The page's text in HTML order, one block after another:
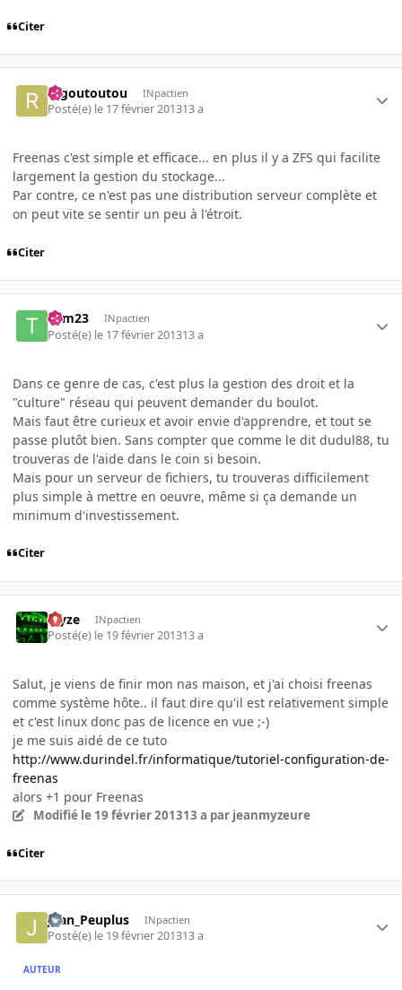
Citer
ragoutoutou INpactien
Posté(e) le 17 février 201313 a
Freenas c'est simple et efficace... en plus il y a ZFS qui facilite
largement la gestion du stockage...
Par contre, ce n'est pas une distribution serveur complète et
on peut vite se sentir un peu à l'étroit.
Citer
Tom23 INpactien
Posté(e) le 17 février 201313 a
Dans ce genre de cas, c'est plus la gestion des droit et la
"culture" réseau qui peuvent demander du boulot.
Mais faut être curieux et avoir envie d'apprendre, et tout se
passe plutôt bien. Sans compter que comme le dit dudul88, tu
trouveras de l'aide dans le coin si besoin.
Mais pour un serveur de fichiers, tu trouveras difficilement
plus simple à mettre en oeuvre, même si ça demande un
minimum d'investissement.
Citer
Myze INpactien
Posté(e) le 19 février 201313 a
Salut, je viens de finir mon nas maison, et j'ai choisi freenas
comme système hôte.. il faut dire qu'il est relativement simple
et c'est linux donc pas de licence en vue ;-)
je me suis aidé de ce tuto
http://www.durindel.fr/informatique/tutoriel-configuration-de-
freenas
alors +1 pour Freenas
Modifié le 19 février 201313 a par jeanmyzeure
Citer
Jean_Peuplus INpactien
Posté(e) le 19 février 201313 a
AUTEUR